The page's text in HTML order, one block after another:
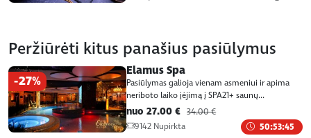
Peržiūrėti kitus panašius pasiūlymus
-27%
Elamus Spa
Pasiūlymas galioja vienam asmeniui ir apima
neriboto laiko įėjimą į SPA21+ saunų...
nuo 27.00 € 34.00 €
9142 Nupirkta
50:53:45